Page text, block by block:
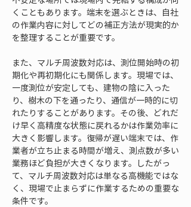
くこともあります。端末を選ぶときは、自社
の作業内容に対してどの補正方法が現実的か
を整理することが重要です。
また、マルチ周波数対応は、測位開始時の初
期化や再初期化にも関係します。現場では、
一度測位が安定しても、建物の陰に入った
り、樹木の下を通ったり、通信が一時的に切
れたりすることがあります。その後、どれだ
け早く高精度な状態に戻れるかは作業効率に
大きく影響します。復帰が遅い端末では、作
業者が立ち止まる時間が増え、測点数が多い
業務ほど負担が大きくなります。したがっ
て、マルチ周波数対応は単なる高機能ではな
く、現場で止まらずに作業するための重要な
条件です。